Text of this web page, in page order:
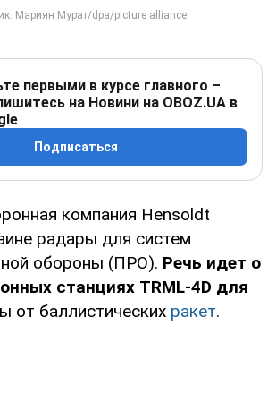
первыми в курсе главного –
на Новини на OBOZ.UA в
Подписаться
компания Hensoldt
радары для систем
обороны (ПРО). Речь идет о
станциях TRML-4D для
от баллистических ракет.